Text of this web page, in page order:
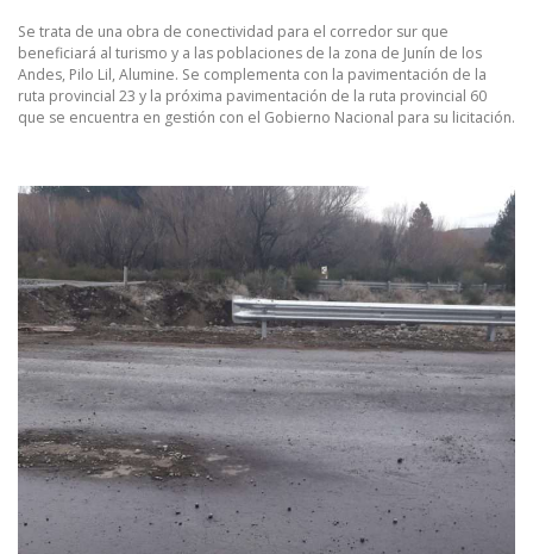
Se trata de una obra de conectividad para el corredor sur que
beneficiará al turismo y a las poblaciones de la zona de Junín de los
Andes, Pilo Lil, Alumine. Se complementa con la pavimentación de la
ruta provincial 23 y la próxima pavimentación de la ruta provincial 60
que se encuentra en gestión con el Gobierno Nacional para su licitación.